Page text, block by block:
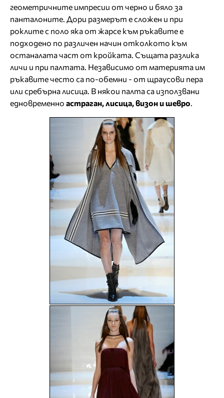
геометричните импресии от черно и бяло за
панталоните. Дори размерът е сложен и при
роклите с поло яка от жарсе към ръкавите е
подходено по различен начин отколкото към
останалата част от кройката. Същата разлика
личи и при палтата. Независимо от материята им
ръкавите често са по-обемни - от щраусови пера
или сребърна лисица. В някои палта са използвани
едновременно астраган, лисица, визон и шевро